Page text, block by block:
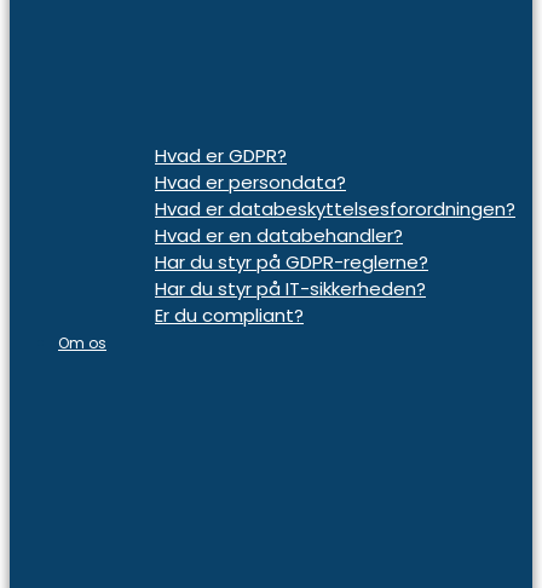
Hvad er GDPR?
Hvad er persondata?
Hvad er databeskyttelsesforordningen?
Hvad er en databehandler?
Har du styr på GDPR-reglerne?
Har du styr på IT-sikkerheden?
Er du compliant?
Om os